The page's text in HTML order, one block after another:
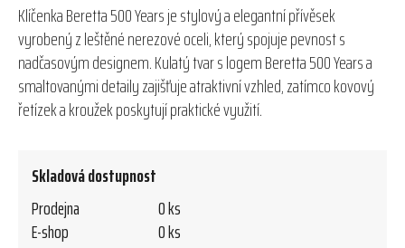
Klíčenka Beretta 500 Years je stylový a elegantní přívěsek
vyrobený z leštěné nerezové oceli, který spojuje pevnost s
nadčasovým designem. Kulatý tvar s logem Beretta 500 Years a
smaltovanými detaily zajišťuje atraktivní vzhled, zatímco kovový
řetízek a kroužek poskytují praktické využití.
Skladová dostupnost
Prodejna
0 ks
E-shop
0 ks